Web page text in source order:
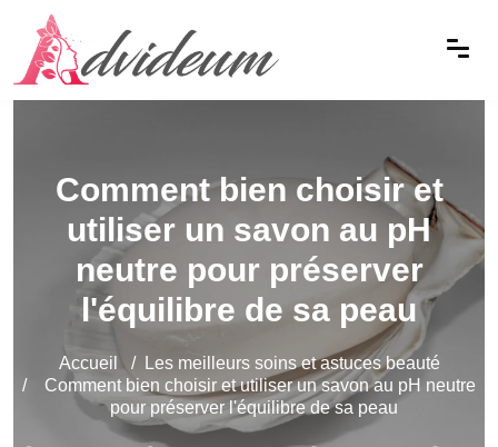
Comment bien choisir et
utiliser un savon au pH
neutre pour préserver
l'équilibre de sa peau
Accueil
Les meilleurs soins et astuces beauté
Comment bien choisir et utiliser un savon au pH neutre
pour préserver l'équilibre de sa peau